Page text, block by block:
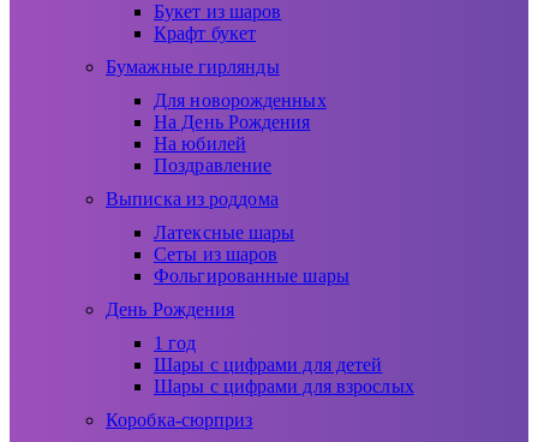
Букет из шаров
Крафт букет
Бумажные гирлянды
Для новорожденных
На День Рождения
На юбилей
Поздравление
Выписка из роддома
Латексные шары
Сеты из шаров
Фольгированные шары
День Рождения
1 год
Шары с цифрами для детей
Шары с цифрами для взрослых
Коробка-сюрприз